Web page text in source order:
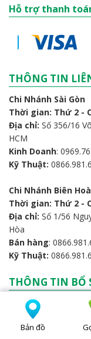
Bản đồ
Hỗ trợ thanh
THÔNG TIN
Chi Nhánh Sài Gòn
Thời gian: Thứ 2 -
Địa chỉ: Số 356/16
HCM
Kinh Doanh:
Kỹ Thuật:
Chi Nhánh Biên Hoà
Thời gian: Thứ 2 -
Địa chỉ: Số 1/56
Hòa
Bán hàng:
Kỹ Thuật:
THÔNG TIN BỔ
Về chúng tôi
Chính sách mua